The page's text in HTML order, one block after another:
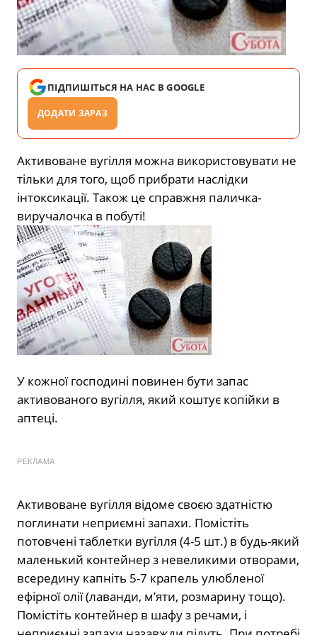
ПІДПИШІТЬСЯ НА НАС В GOOGLE
ДОДАТИ ЗАРАЗ
Активоване вугілля можна використовувати не
тільки для того, щоб прибрати наслідки
інтоксикації. Також це справжня паличка-
виручалочка в побуті!
У кожної господині повинен бути запас
активованого вугілля, який коштує копійки в
аптеці.
РЕКЛАМА
Активоване вугілля відоме своєю здатністю
поглинати неприємні запахи. Помістіть
потовчені таблетки вугілля (4-5 шт.) в будь-який
маленький контейнер з невеликими отворами,
всередину капніть 5-7 крапель улюбленої
ефірної олії (лаванди, м’яти, розмарину тощо).
Помістіть контейнер в шафу з речами, і